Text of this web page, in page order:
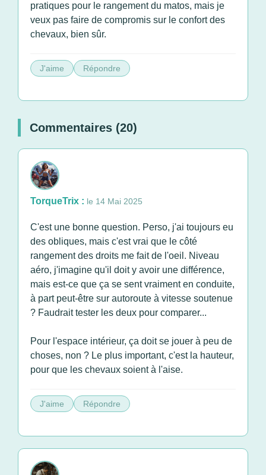
pratiques pour le rangement du matos, mais je
veux pas faire de compromis sur le confort des
chevaux, bien sûr.
J'aime Répondre
Commentaires (20)
TorqueTrix : le 14 Mai 2025
C'est une bonne question. Perso, j'ai toujours eu
des obliques, mais c'est vrai que le côté
rangement des droits me fait de l'oeil. Niveau
aéro, j'imagine qu'il doit y avoir une différence,
mais est-ce que ça se sent vraiment en conduite,
à part peut-être sur autoroute à vitesse soutenue
? Faudrait tester les deux pour comparer...
Pour l'espace intérieur, ça doit se jouer à peu de
choses, non ? Le plus important, c'est la hauteur,
pour que les chevaux soient à l'aise.
J'aime Répondre